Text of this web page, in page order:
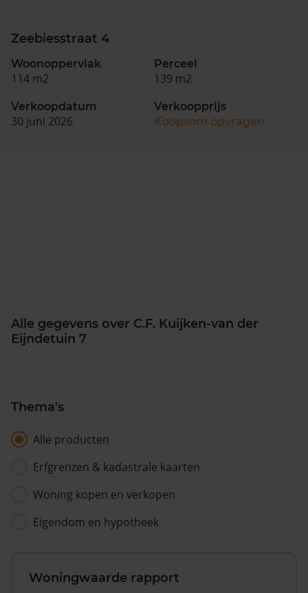
Zeebiesstraat 4
Woonoppervlak
114 m2
Perceel
139 m2
Verkoopdatum
30 juni 2026
Verkoopprijs
Koopsom opvragen
Alle gegevens over C.F. Kuijken-van der
Eijndetuin 7
Thema's
Alle producten
Erfgrenzen & kadastrale kaarten
Woning kopen en verkopen
Eigendom en hypotheek
Woningwaarde rapport